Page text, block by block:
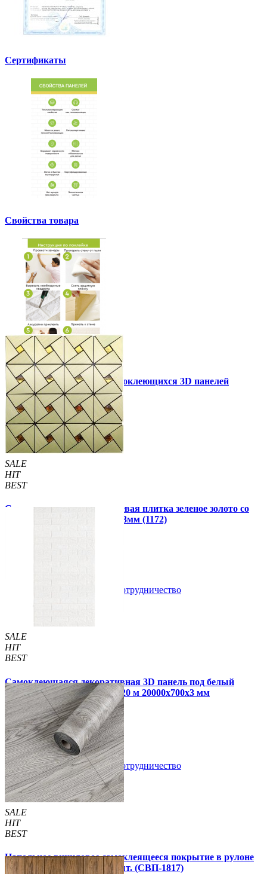
Сертификаты
Свойства товара
Инструкция установки самоклеющихся 3D панелей
Другие так же купили
SALE
HIT
BEST
Самоклеющаяся алюминиевая плитка зеленое золото со
стразами мозаика 300х300х3мм (1172)
В закладки Сотрудничество
SALE
HIT
BEST
Самоклеющаяся декоративная 3D панель под белый
матовый кирпич в рулоне 20 м 20000x700x3 мм
1 850 грн./шт 2 899 грн./шт
Купить В закладки Сотрудничество
SALE
HIT
BEST
Напольное виниловое самоклеящееся покрытие в рулоне
3000х600х1,5мм, цена за 1 шт. (СВП-1817)